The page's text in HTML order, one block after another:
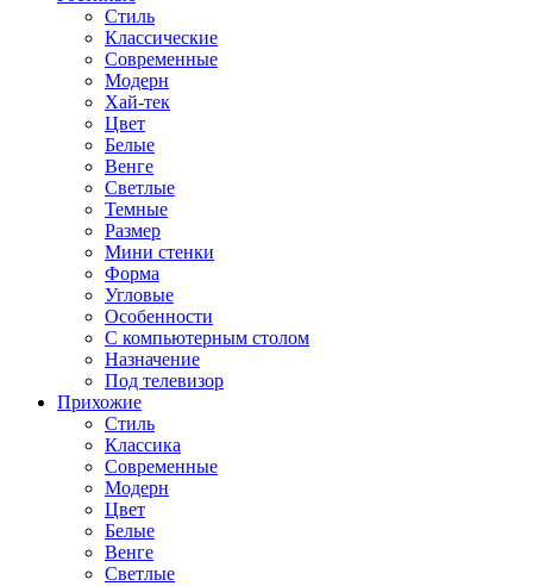
Стиль
Классические
Современные
Модерн
Хай-тек
Цвет
Белые
Венге
Светлые
Темные
Размер
Мини стенки
Форма
Угловые
Особенности
С компьютерным столом
Назначение
Под телевизор
Прихожие
Стиль
Классика
Современные
Модерн
Цвет
Белые
Венге
Светлые